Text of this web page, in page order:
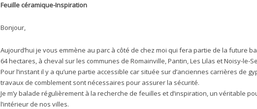
Feuille céramique-Inspiration
Bonjour,
Aujourd’hui je vous emmène au parc à côté de chez moi qui fera partie de la future
64 hectares, à cheval sur les communes de Romainville, Pantin, Les Lilas et Noisy-le-
Pour l’instant il y a qu’une partie accessible car située sur d’anciennes carrières de
travaux de comblement sont nécessaires pour assurer la sécurité.
Je m’y balade régulièrement à la recherche de feuilles et d’inspiration, un véritable
l’intérieur de nos villes.